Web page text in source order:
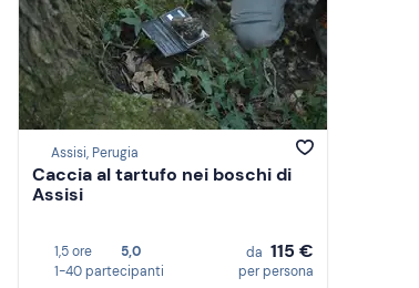
Assisi, Perugia
Caccia al tartufo nei boschi di
Assisi
1,5 ore
5,0
1-40 partecipanti
da 115 €
per persona